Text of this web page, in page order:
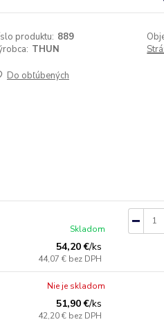
produktu: 889
THUN
Do obľúbených
54,20 €/ks
44,07 € bez DPH
Skladom
51,90 €/ks
42,20 € bez DPH
Nie je skladom